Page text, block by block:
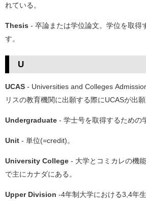
れている。
Thesis - 卒論または学位論文。学位を取得
す。
U
UCAS - Universities and Colleges
リスの教育機関に出願する際にUCASが出願
Undergraduate - 学士号を取得するための
Unit - 単位(=credit)。
University College - 大学とコミカレの機
で主にカナダにある。
Upper Division -4年制大学における3,4年生